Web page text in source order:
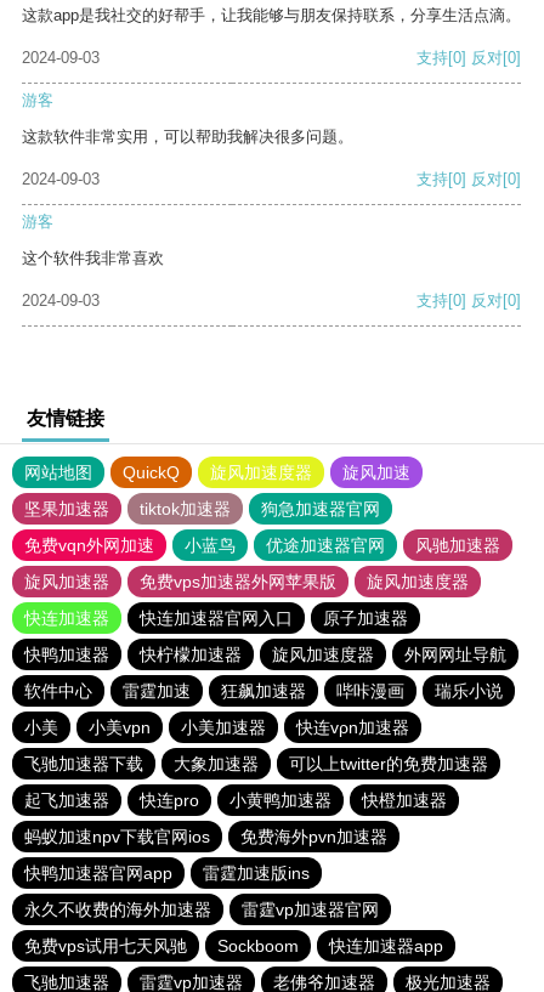
这款app是我社交的好帮手，让我能够与朋友保持联系，分享生活点滴。
2024-09-03 支持[0] 反对[0]
游客
这款软件非常实用，可以帮助我解决很多问题。
2024-09-03 支持[0] 反对[0]
游客
这个软件我非常喜欢
2024-09-03 支持[0] 反对[0]
友情链接
网站地图 QuickQ 旋风加速度器
旋风加速
坚果加速器
tiktok加速器
狗急加速器官网
免费vqn外网加速
小蓝鸟 优途加速器官网
风驰加速器
旋风加速器
免费vps加速器外网苹果版
旋风加速度器
快连加速器
快连加速器官网入口
原子加速器
快鸭加速器
快柠檬加速器 旋风加速度器
外网网址导航
软件中心
雷霆加速 狂飙加速器 哔咔漫画
瑞乐小说
小美
小美vpn 小美加速器
快连vρn加速器
飞驰加速器下载
大象加速器
可以上twitter的免费加速器
起飞加速器
快连pro 小黄鸭加速器
快橙加速器
蚂蚁加速npv下载官网ios
免费海外pvn加速器
快鸭加速器官网app
雷霆加速版ins
永久不收费的海外加速器
雷霆vp加速器官网
免费vps试用七天风驰
Sockboom
快连加速器app
飞驰加速器
雷霆vp加速器 老佛爷加速器 极光加速器